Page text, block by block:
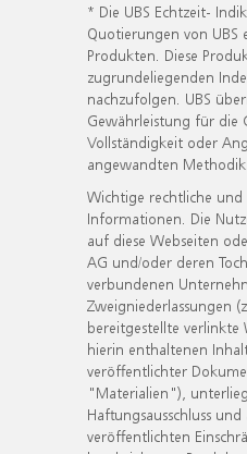
* Die UBS Echtzeit-
Quotierungen von UBS
Produkten. Diese
zugrundeliegenden
nachzufolgen. UBS
Gewährleistung für die
Vollständigkeit oder
angewandten Methodik.
Wichtige rechtliche und
Informationen. Die
auf diese Webseiten
AG und/oder deren
verbundenen
Zweigniederlassungen
bereitgestellte verlinkte
hierin enthaltenen
veröffentlichter
"Materialien"),
Haftungsausschluss
veröffentlichten